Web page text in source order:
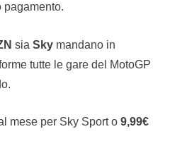
pagamento.
sia Skymandano in
tutte le gare del MotoGP
mese per Sky Sport o 9,99€